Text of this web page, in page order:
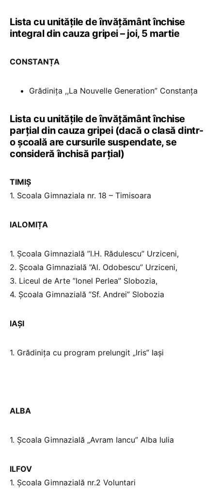
Lista cu unitățile de învățământ închise
integral din cauza gripei – joi, 5 martie
CONSTANȚA
Grădinița ,,La Nouvelle Generation” Constanța
Lista cu unitățile de învățământ închise
parțial din cauza gripei (dacă o clasă dintr-
o școală are cursurile suspendate, se
consideră închisă parțial)
TIMIȘ
1. Scoala Gimnaziala nr. 18 – Timisoara
IALOMIȚA
1. Școala Gimnazială ”I.H. Rădulescu” Urziceni,
2. Școala Gimnazială ”Al. Odobescu” Urziceni,
3. Liceul de Arte ”Ionel Perlea” Slobozia,
4. Școala Gimnazială ”Sf. Andrei” Slobozia
IAȘI
1. Grădinița cu program prelungit „Iris” Iași
ALBA
1. Școala Gimnazială „Avram Iancu” Alba Iulia
ILFOV
1. Școala Gimnazială nr.2 Voluntari